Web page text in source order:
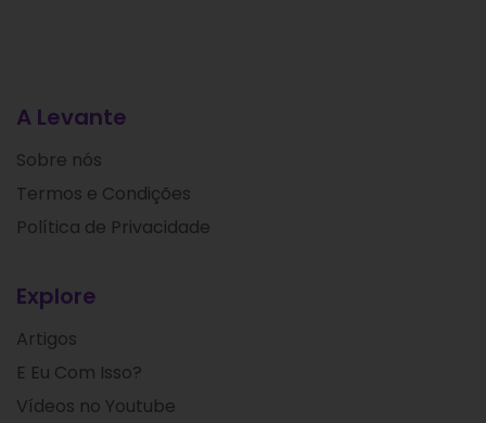
A Levante
Sobre nós
Termos e Condições
Política de Privacidade
Explore
Artigos
E Eu Com Isso?
Vídeos no Youtube